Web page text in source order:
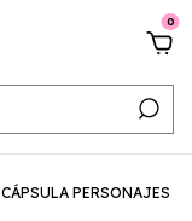
0
CÁPSULA PERSONAJES